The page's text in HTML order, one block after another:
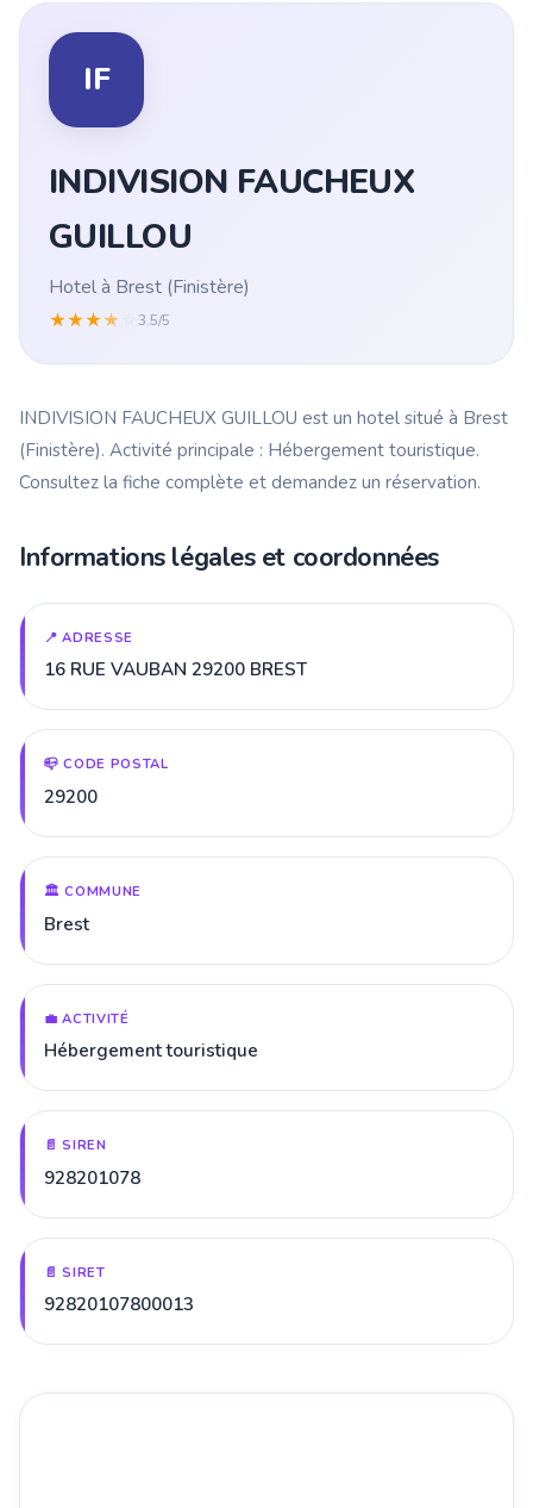
IF
INDIVISION FAUCHEUX
GUILLOU
Hotel à Brest (Finistère)
★★★★ 3.5/5
INDIVISION FAUCHEUX GUILLOU est un hotel situé à Brest
(Finistère). Activité principale : Hébergement touristique.
Consultez la fiche complète et demandez un réservation.
Informations légales et coordonnées
📍 ADRESSE
16 RUE VAUBAN 29200 BREST
📪 CODE POSTAL
29200
🏛️ COMMUNE
Brest
💼 ACTIVITÉ
Hébergement touristique
📄 SIREN
928201078
📄 SIRET
92820107800013